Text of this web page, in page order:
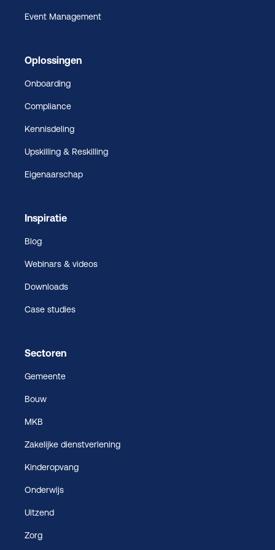
Event Management
Oplossingen
Onboarding
Compliance
Kennisdeling
Upskilling & Reskilling
Eigenaarschap
Inspiratie
Blog
Webinars & videos
Downloads
Case studies
Sectoren
Gemeente
Bouw
MKB
Zakelijke dienstverlening
Kinderopvang
Onderwijs
Uitzend
Zorg